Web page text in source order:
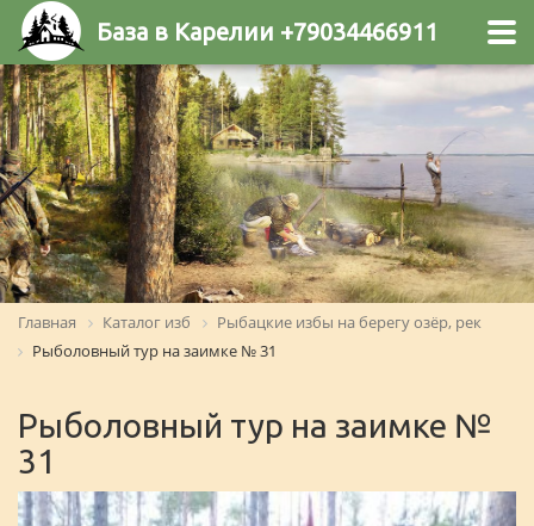
База в Карелии +79034466911
Главная Каталог изб
Рыбацкие избы на берегу озёр, рек
Рыболовный тур на заимке № 31
Рыболовный тур на заимке №
31